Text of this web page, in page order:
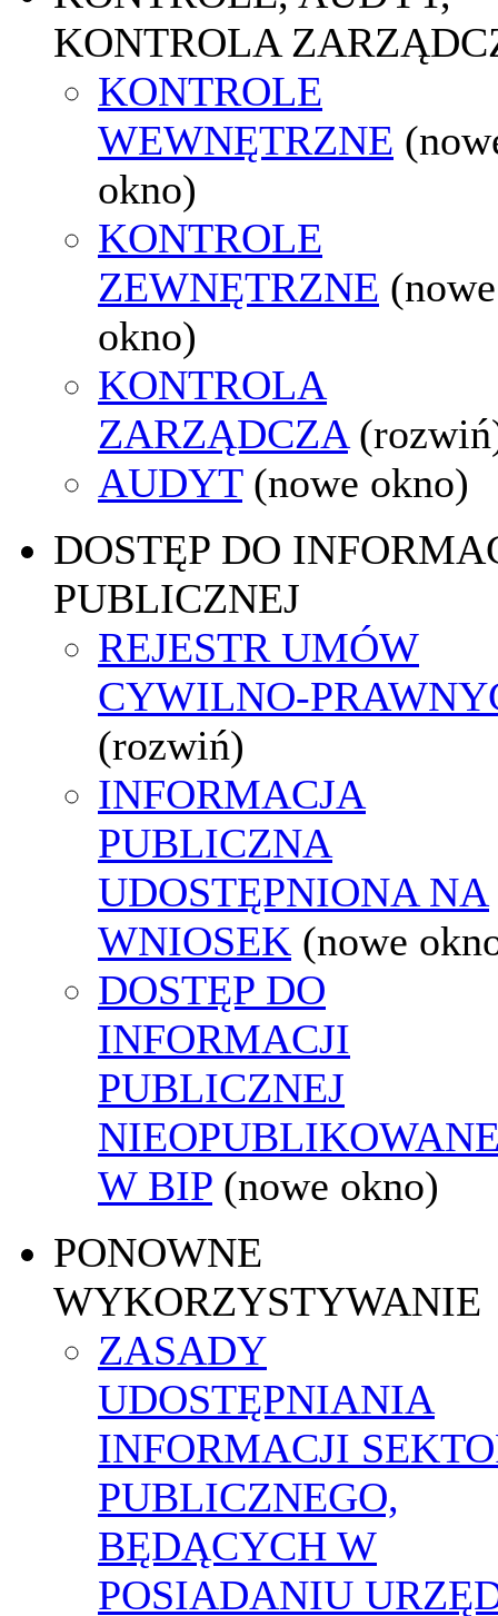
KONTROLA
KONTROLE
WEWNĘTRZNE
okno)
KONTROLE
ZEWNĘTRZNE (nowe
okno)
KONTROLA
ZARZĄDCZA
AUDYT (nowe okno)
DOSTĘP DO
PUBLICZNEJ
REJESTR UMÓW
CYWILNO-
(rozwiń)
INFORMACJA
PUBLICZNA
UDOSTĘPNIONA NA
WNIOSEK (nowe
DOSTĘP DO
INFORMACJI
PUBLICZNEJ
W BIP (nowe okno)
PONOWNE
WYKORZYSTYWANIE
ZASADY
UDOSTĘPNIANIA
INFORMACJI
PUBLICZNEGO,
BĘDĄCYCH W
POSIADANIU